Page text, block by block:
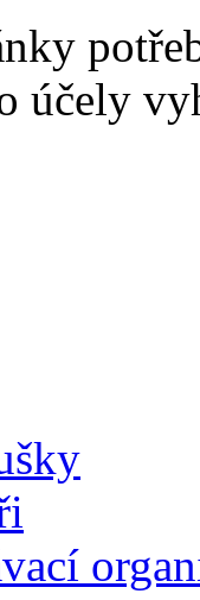
účely